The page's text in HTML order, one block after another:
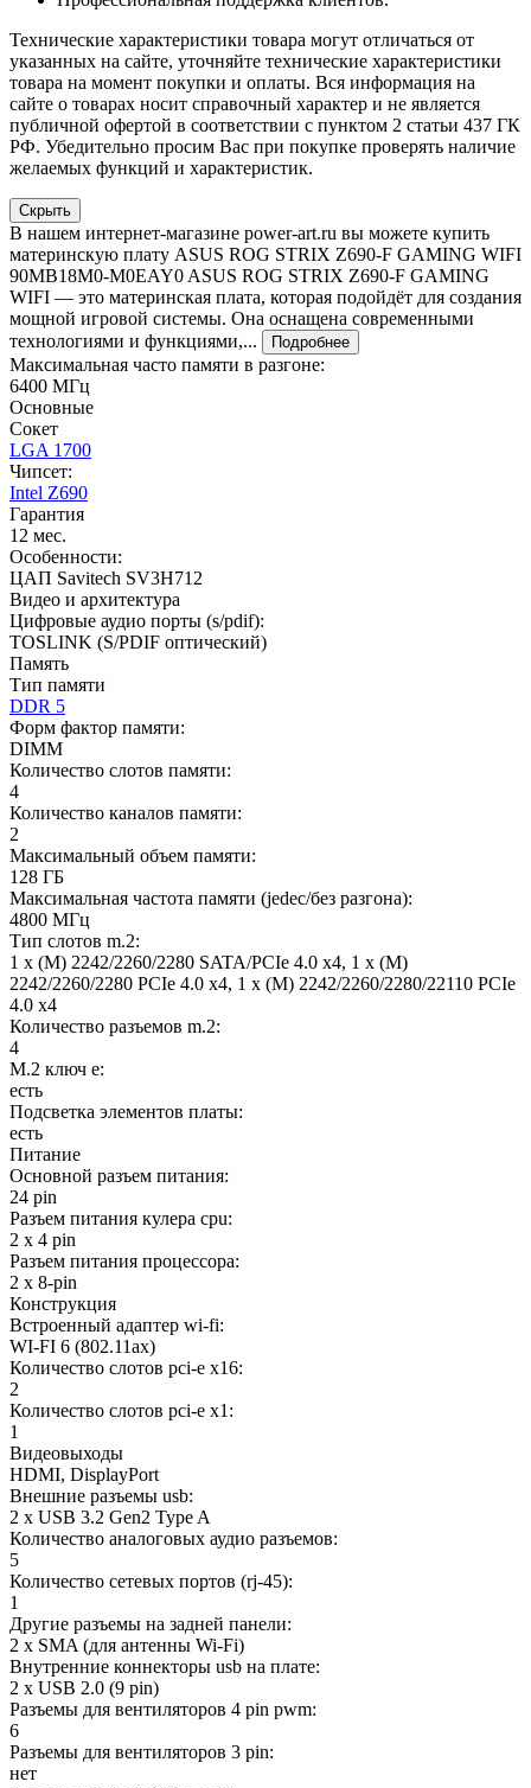
Технические характеристики товара могут отличаться от
указанных на сайте, уточняйте технические характеристики
товара на момент покупки и оплаты. Вся информация на
сайте о товарах носит справочный характер и не является
публичной офертой в соответствии с пунктом 2 статьи 437 ГК
РФ. Убедительно просим Вас при покупке проверять наличие
желаемых функций и характеристик.
Скрыть
В нашем интернет-магазине power-art.ru вы можете купить
материнскую плату ASUS ROG STRIX Z690-F GAMING WIFI
90MB18M0-M0EAY0 ASUS ROG STRIX Z690-F GAMING
WIFI — это материнская плата, которая подойдёт для создания
мощной игровой системы. Она оснащена современными
технологиями и функциями,...
Подробнее
Максимальная часто памяти в разгоне:
6400 МГц
Основные
Сокет
LGA 1700
Чипсет:
Intel Z690
Гарантия
12 мес.
Особенности:
ЦАП Savitech SV3H712
Видео и архитектура
Цифровые аудио порты (s/pdif):
TOSLINK (S/PDIF оптический)
Память
Тип памяти
DDR 5
Форм фактор памяти:
DIMM
Количество слотов памяти:
4
Количество каналов памяти:
2
Максимальный объем памяти:
128 ГБ
Максимальная частота памяти (jedec/без разгона):
4800 МГц
Тип слотов m.2:
1 x (M) 2242/2260/2280 SATA/PCIe 4.0 x4, 1 x (M)
2242/2260/2280 PCIe 4.0 x4, 1 x (M) 2242/2260/2280/22110 PCIe
4.0 x4
Количество разъемов m.2:
4
M.2 ключ e:
есть
Подсветка элементов платы:
есть
Питание
Основной разъем питания:
24 pin
Разъем питания кулера cpu:
2 x 4 pin
Разъем питания процессора:
2 x 8-pin
Конструкция
Встроенный адаптер wi-fi:
WI-FI 6 (802.11ax)
Количество слотов pci-e x16:
2
Количество слотов pci-e x1:
1
Видеовыходы
HDMI, DisplayPort
Внешние разъемы usb:
2 x USB 3.2 Gen2 Type A
Количество аналоговых аудио разъемов:
5
Количество сетевых портов (rj-45):
1
Другие разъемы на задней панели:
2 x SMA (для антенны Wi-Fi)
Внутренние коннекторы usb на плате:
2 x USB 2.0 (9 pin)
Разъемы для вентиляторов 4 pin pwm:
6
Разъемы для вентиляторов 3 pin:
нет